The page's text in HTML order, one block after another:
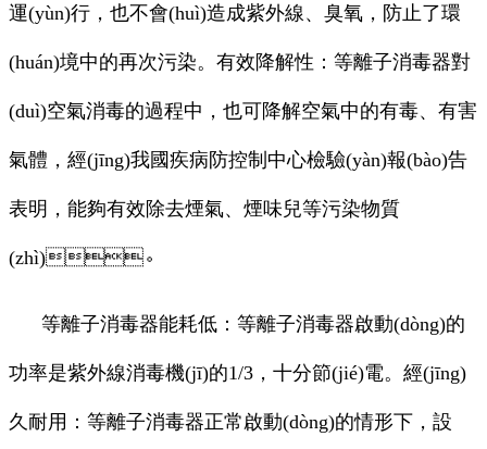
運(yùn)行，也不會(huì)造成紫外線、臭氧，防止了環
(huán)境中的再次污染。有效降解性：等離子消毒器對
(duì)空氣消毒的過程中，也可降解空氣中的有毒、有害
氣體，經(jīng)我國疾病防控制中心檢驗(yàn)報(bào)告
表明，能夠有效除去煙氣、煙味兒等污染物質
(zhì)。
等離子消毒器能耗低：等離子消毒器啟動(dòng)的
功率是紫外線消毒機(jī)的1/3，十分節(jié)電。經(jīng)
久耐用：等離子消毒器正常啟動(dòng)的情形下，設